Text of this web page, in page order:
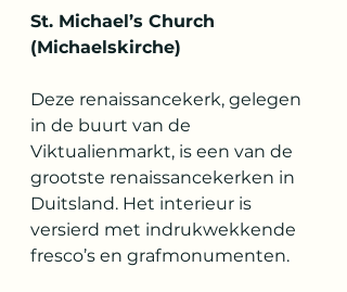
St. Michael’s Church
(Michaelskirche)
Deze renaissancekerk, gelegen
in de buurt van de
Viktualienmarkt, is een van de
grootste renaissancekerken in
Duitsland. Het interieur is
versierd met indrukwekkende
fresco’s en grafmonumenten.